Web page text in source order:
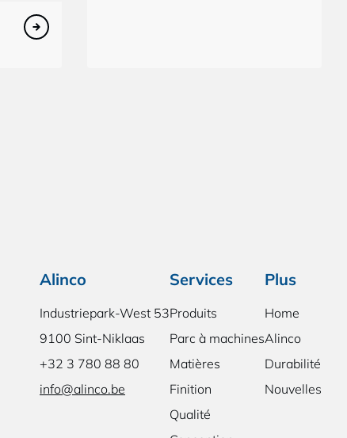
Alinco
Industriepark-West 53
9100 Sint-Niklaas
+32 3 780 88 80
info@alinco.be
Services
Produits
Parc à machines
Matières
Finition
Qualité
Plus
Home
Alinco
Durabilité
Nouvelles